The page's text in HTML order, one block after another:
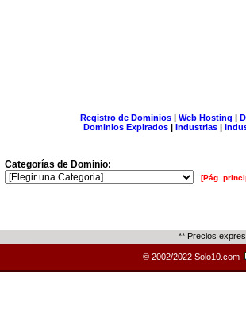
Registro de Dominios| Web Hosting |
Dominios Expirados | Industrias |
Categorías de Dominio:
[Pág.
** Precios
© 2002/2022 Solo10.com